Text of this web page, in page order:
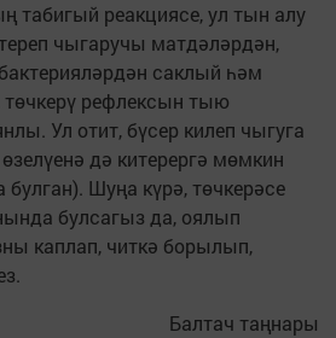
табигый реакциясе, ул тын алу
чыгаручы матдәләрдән,
саклый һәм
төчкерү рефлексын тыю
Ул отит, бүсер килеп чыгуга
дә китерергә мөмкин
Шуңа күрә, төчкерәсе
булсагыз да, оялып
каплап, читкә борылып,
Балтач таңнары